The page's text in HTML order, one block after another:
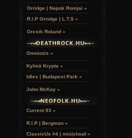
Orridge | Napok Romjai »
R.I.P Orridge | L.T.S »
Orcsik Roland »
Omniozis »
Kylmä Krypta »
Idles | Budapest Park »
John McKay »
Current 93 »
R.I.P | Bergman »
ClassicUs #4 | mix|cloud »